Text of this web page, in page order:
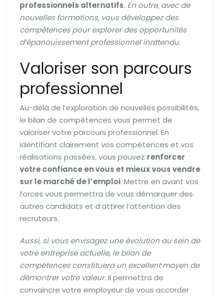
professionnels alternatifs. En outre, avec de
nouvelles formations, vous développez des
compétences pour explorer des opportunités
d’épanouissement professionnel inattendu.
Valoriser son parcours
professionnel
Au-delà de l’exploration de nouvelles possibilités,
le bilan de compétences vous permet de
valoriser votre parcours professionnel. En
identifiant clairement vos compétences et vos
réalisations passées, vous pouvez renforcer
votre confiance en vous et mieux vous vendre
sur le marché de l’emploi. Mettre en avant vos
forces vous permettra de vous démarquer des
autres candidats et d’attirer l’attention des
recruteurs.
Aussi, si vous envisagez une évolution au sein de
votre entreprise actuelle, le bilan de
compétences constituera un excellent moyen de
démontrer votre valeur.Il permettra de
convaincre votre employeur de vous accorder